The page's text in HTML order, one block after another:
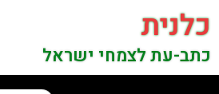
כלנית
כתב-עת לצמחי ישראל